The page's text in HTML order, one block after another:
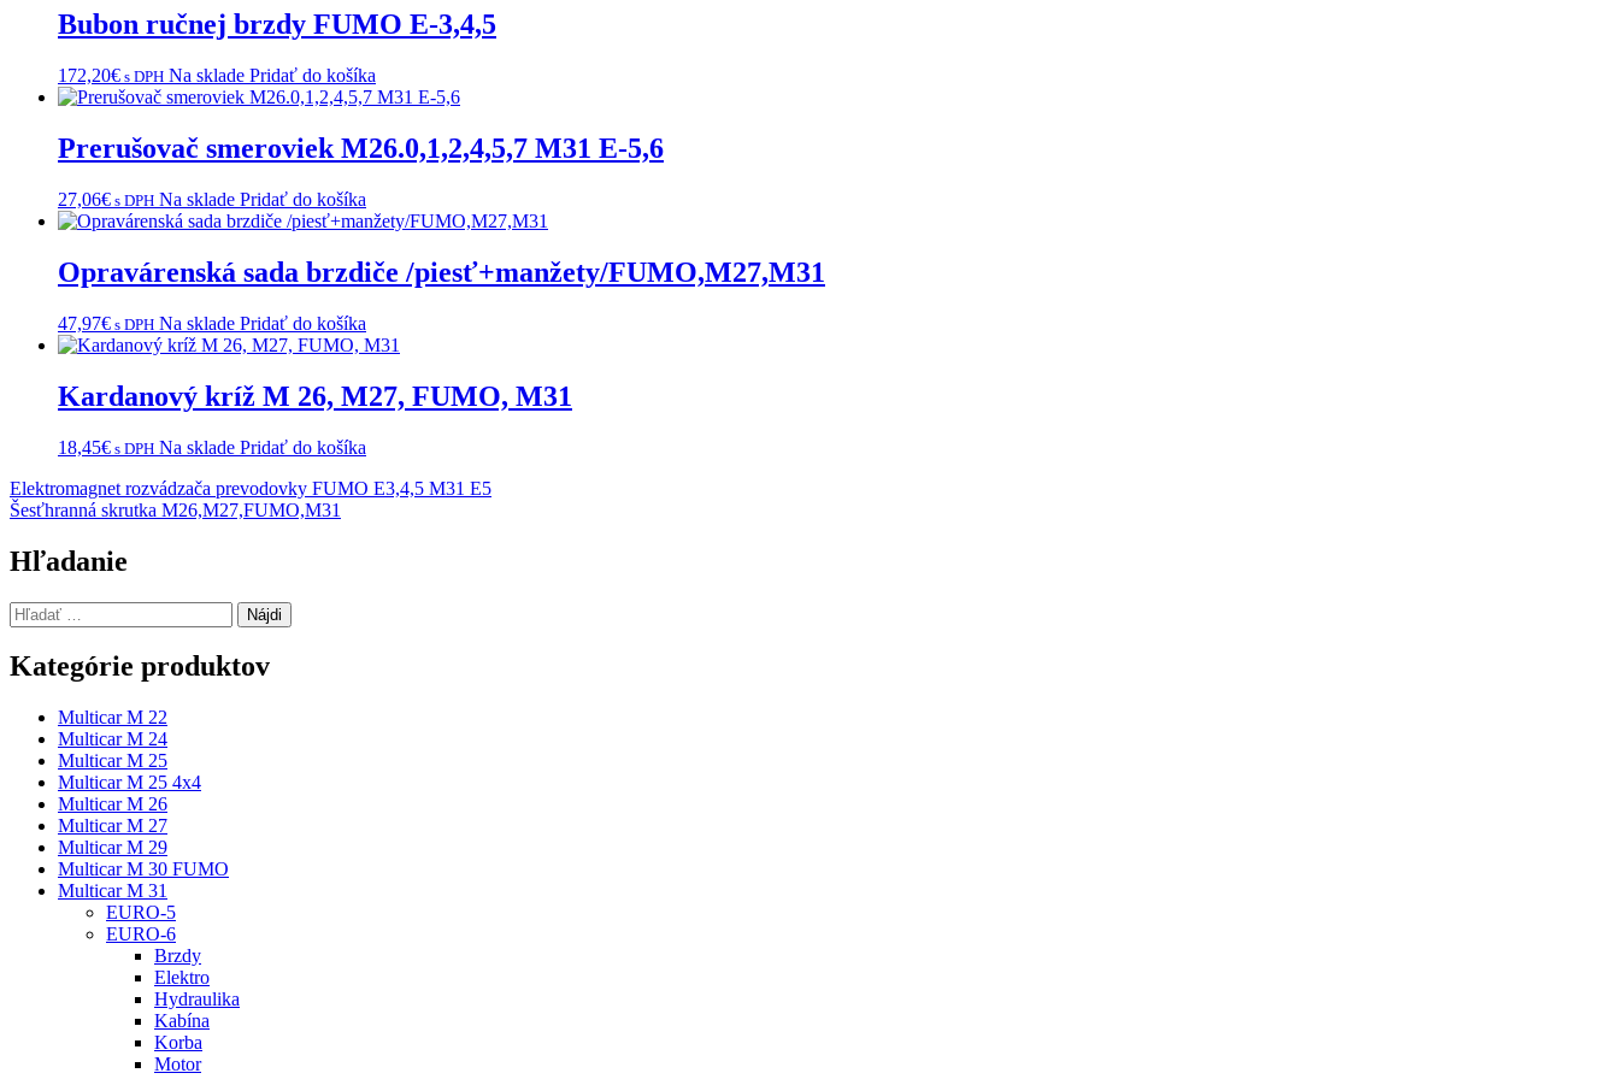
Bubon ručnej brzdy FUMO E-3,4,5
172,20€ s DPH Na sklade Pridať do košíka
Prerušovač smeroviek M26.0,1,2,4,5,7 M31 E-5,6
27,06€ s DPH Na sklade Pridať do košíka
Opravárenská sada brzdiče /piesť+manžety/FUMO,M27,M31
47,97€ s DPH Na sklade Pridať do košíka
Kardanový kríž M 26, M27, FUMO, M31
18,45€ s DPH Na sklade Pridať do košíka
Navigácia
v
článku
Elektromagnet rozvádzača prevodovky FUMO E3,4,5 M31 E5
Šesťhranná skrutka M26,M27,FUMO,M31
Hľadanie
Hľadať:
Kategórie produktov
Multicar M 22
Multicar M 24
Multicar M 25
Multicar M 25 4x4
Multicar M 26
Multicar M 27
Multicar M 29
Multicar M 30 FUMO
Multicar M 31
EURO-5
EURO-6
Brzdy
Elektro
Hydraulika
Kabína
Korba
Motor